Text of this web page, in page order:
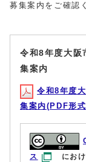
募集案内をご確認
令和8年度大阪
集案内
令和8年度
集案内(PDF形
ス
にお